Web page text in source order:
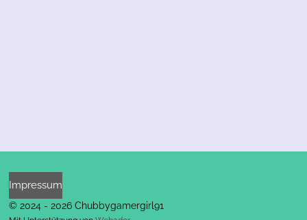
Impressum
© 2024 - 2026 Chubbygamergirl91